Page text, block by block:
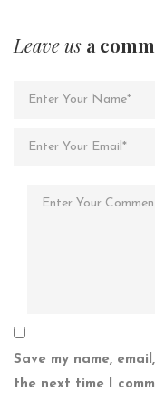
Leave us a
Save my name,
the next time I